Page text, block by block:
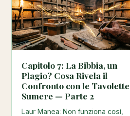
Capitolo 7: La Bibbia, un
Plagio? Cosa Rivela il
Confronto con le Tavolette
Sumere — Parte 2
Laur Manea: Non funziona così,